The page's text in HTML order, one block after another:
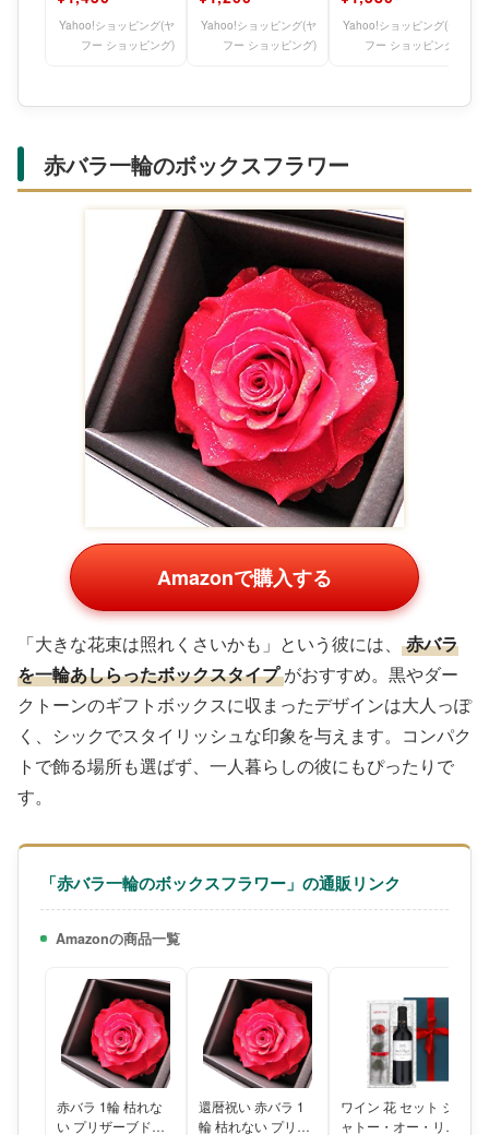
ラ SC14758
Yahoo!ショッピング(ヤ
フー ショッピング)
ラ SC14760
Yahoo!ショッピング(ヤ
フー ショッピング)
作り 1/12 アク
Yahoo!ショッピング(ヤ
フー ショッピング)
赤バラ一輪のボックスフラワー
Amazonで購入する
「大きな花束は照れくさいかも」という彼には、
赤バラ
を一輪あしらったボックスタイプ がおすすめ。黒やダー
クトーンのギフトボックスに収まったデザインは大人っぽ
く、シックでスタイリッシュな印象を与えます。コンパク
トで飾る場所も選ばず、一人暮らしの彼にもぴったりで
す。
「赤バラ一輪のボックスフラワー」の通販リンク
Amazonの商品一覧
赤バラ 1輪 枯れな
い プリザーブドフ
還暦祝い 赤バラ 1
輪 枯れない プリザ
ワイン 花 セット シ
ャトー・オー・リオ